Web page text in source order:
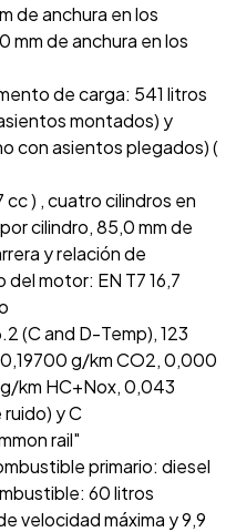
de anchura en los
mm de anchura en los
de carga: 541 litros
montados) y
con asientos plegados) (
) , cuatro cilindros en
cilindro, 85,0 mm de
y relación de
motor: EN T7 16,7
(C and D-Temp), 123
g/km CO2, 0,000
km HC+Nox, 0,043
ruido) y C
rail"
primario: diesel
60 litros
velocidad máxima y 9,9